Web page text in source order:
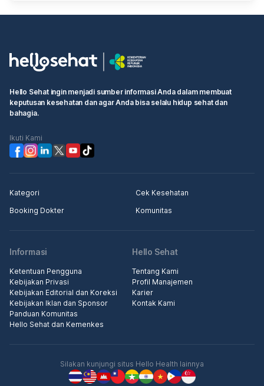
Hello Sehat ingin menjadi sumber informasi Anda dalam membuat
keputusan kesehatan dan agar Anda bisa selalu hidup sehat dan
bahagia.
Ikuti Kami
Kategori
Cek Kesehatan
Booking Dokter
Komunitas
Informasi
Ketentuan Pengguna
Kebijakan Privasi
Kebijakan Editorial dan Koreksi
Kebijakan Iklan dan Sponsor
Panduan Komunitas
Hello Sehat dan Kemenkes
Hello Sehat
Tentang Kami
Profil Manajemen
Karier
Kontak Kami
Silakan kunjungi situs Hello Health lainnya